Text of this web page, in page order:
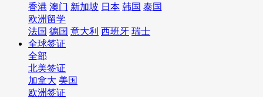
香港 澳门 新加坡 日本 韩国 泰国
欧洲留学
法国 德国 意大利 西班牙 瑞士
全球签证
全部
北美签证
加拿大 美国
欧洲签证